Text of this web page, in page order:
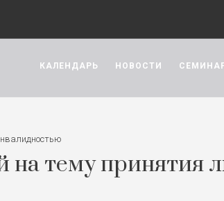
КАЛЕНДАРЬ НОВОСТИ
на тему принятия